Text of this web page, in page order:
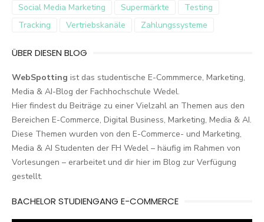
Social Media Marketing
Supermärkte
Testing
Tracking
Vertriebskanäle Zahlungssysteme
ÜBER DIESEN BLOG
WebSpotting ist das studentische E-Commmerce, Marketing,
Media & AI-Blog der Fachhochschule Wedel.
Hier findest du Beiträge zu einer Vielzahl an Themen aus den
Bereichen E-Commerce, Digital Business, Marketing, Media & AI.
Diese Themen wurden von den E-Commerce- und Marketing,
Media & AI Studenten der FH Wedel – häufig im Rahmen von
Vorlesungen – erarbeitet und dir hier im Blog zur Verfügung
gestellt.
BACHELOR STUDIENGANG E-COMMERCE